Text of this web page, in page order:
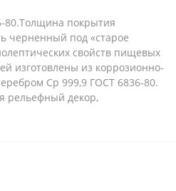
80.Толщина покрытия
черненный под «старое
свойств пищевых
изготовлены из коррозионно-
Ср 999,9 ГОСТ 6836-80.
рельефный декор,